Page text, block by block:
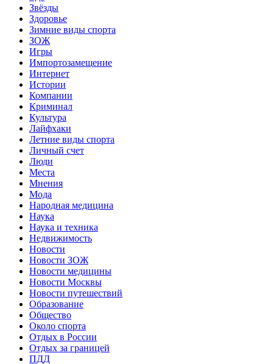
Звёзды
Здоровье
Зимние виды спорта
ЗОЖ
Игры
Импортозамещение
Интернет
Истории
Компании
Криминал
Культура
Лайфхаки
Летние виды спорта
Личный счет
Люди
Места
Мнения
Мода
Народная медицина
Наука
Наука и техника
Недвижимость
Новости
Новости ЗОЖ
Новости медицины
Новости Москвы
Новости путешествий
Образование
Общество
Около спорта
Отдых в России
Отдых за границей
ПДД